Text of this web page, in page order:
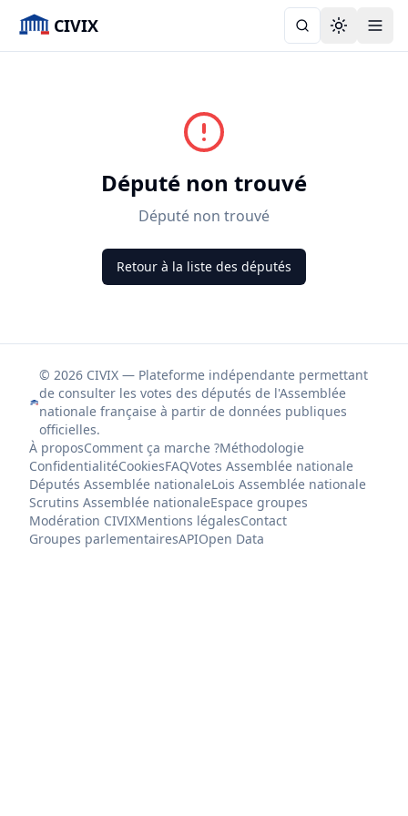
CIVIX Toggle
Député non trouvé
Député non trouvé
Retour à la liste des députés
© 2026 CIVIX — Plateforme indépendante permettant
de consulter les votes des députés de l'Assemblée
nationale française à partir de données publiques
officielles.
À proposComment ça marche ?Méthodologie
ConfidentialitéCookiesFAQVotes Assemblée nationale
Députés Assemblée nationaleLois Assemblée nationale
Scrutins Assemblée nationaleEspace groupes
Modération CIVIXMentions légalesContact
Groupes parlementairesAPIOpen Data